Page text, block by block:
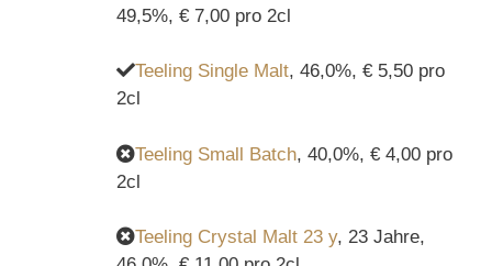
49,5%, € 7,00 pro 2cl
Teeling Single Malt, 46,0%, € 5,50 pro
2cl
Teeling Small Batch, 40,0%, € 4,00 pro
2cl
Teeling Crystal Malt 23 y, 23 Jahre,